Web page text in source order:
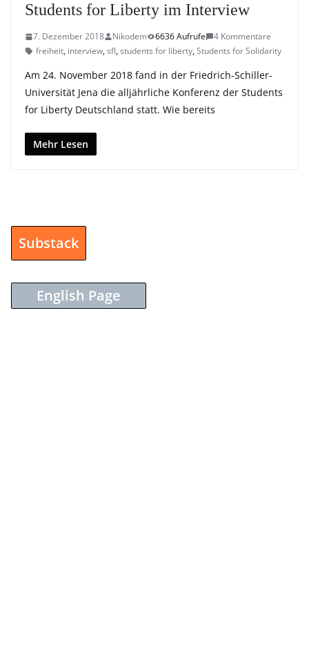
Students for Liberty im Interview
7. Dezember 2018 Nikodem 6636 Aufrufe
4 Kommentare
freiheit, interview,sfl,students for liberty,Students for Solidarity
Am 24. November 2018 fand in der Friedrich-Schiller-
Universität Jena die alljährliche Konferenz der Students
for Liberty Deutschland statt. Wie bereits
Mehr Lesen
Substack
English Page